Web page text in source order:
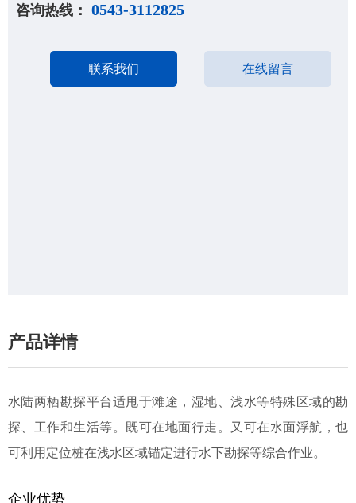
咨询热线： 0543-3112825
联系我们 在线留言
产品详情
水陆两栖勘探平台适甩于滩途，湿地、浅水等特殊区域的勘
探、工作和生活等。既可在地面行走。又可在水面浮航，也
可利用定位桩在浅水区域锚定进行水下勘探等综合作业。
企业优势